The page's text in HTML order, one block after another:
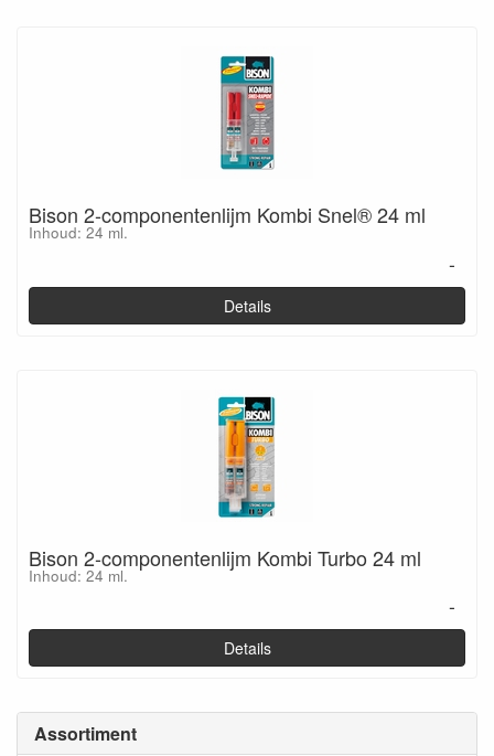
Assortiment
Bison 2-componentenlijm Kombi Snel® 24 ml
Inhoud: 24 ml.
-
Details
Bison 2-componentenlijm Kombi Turbo 24 ml
Inhoud: 24 ml.
-
Details